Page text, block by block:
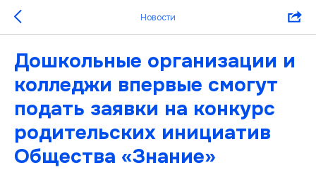
Новости
Дошкольные организации и
колледжи впервые смогут
подать заявки на конкурс
родительских инициатив
Общества «Знание»